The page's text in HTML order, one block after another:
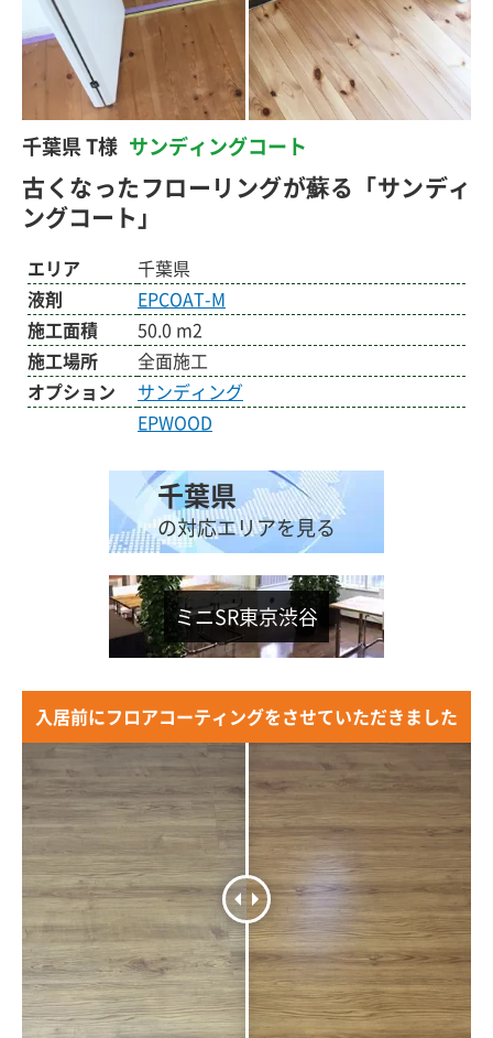
千葉県 T様 サンディングコート
古くなったフローリングが蘇る「サンディ
ングコート」
エリア
千葉県
液剤
EPCOAT-M
施工面積
50.0 m2
施工場所
全面施工
オプション
サンディング
EPWOOD
千葉県
の対応エリアを見る
ミニSR東京渋谷
入居前にフロアコーティングをさせていただきました